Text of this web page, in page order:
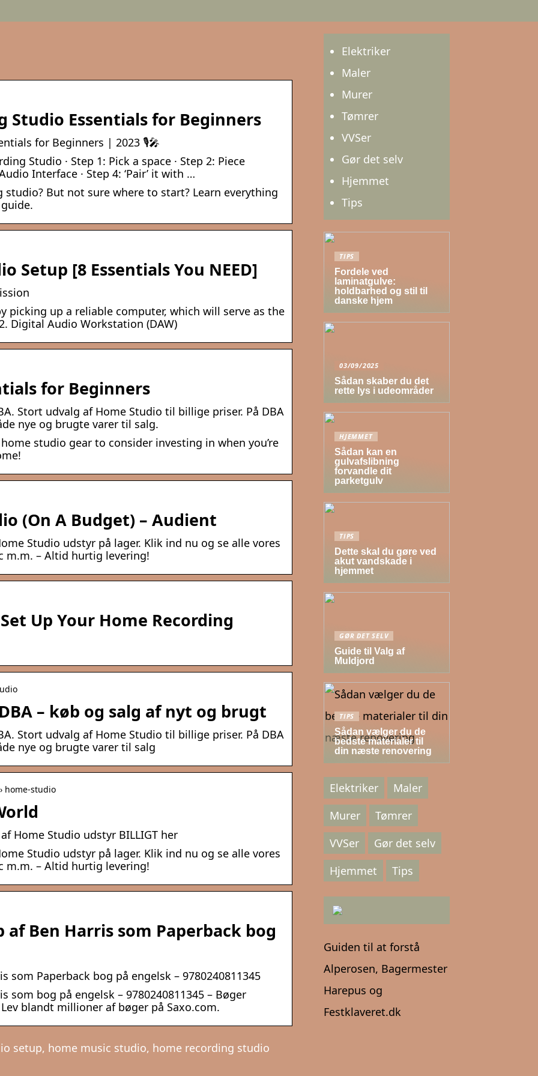
Studio Essentials for Beginners
for Beginners | 2023 🎙️🎤
Studio · Step 1: Pick a space · Step 2: Piece
Interface · Step 4: ‘Pair’ it with …
But not sure where to start? Learn everything
Setup [8 Essentials You NEED]
picking up a reliable computer, which will serve as the
Digital Audio Workstation (DAW)
for Beginners
Stort udvalg af Home Studio til billige priser. På DBA
nye og brugte varer til salg.
studio gear to consider investing in when you’re
(On A Budget) – Audient
Studio udstyr på lager. Klik ind nu og se alle vores
m.m. – Altid hurtig levering!
Up Your Home Recording
– køb og salg af nyt og brugt
Stort udvalg af Home Studio til billige priser. På DBA
nye og brugte varer til salg
home-studio
Home Studio udstyr BILLIGT her
Studio udstyr på lager. Klik ind nu og se alle vores
m.m. – Altid hurtig levering!
af Ben Harris som Paperback bog
som Paperback bog på engelsk – 9780240811345
som bog på engelsk – 9780240811345 – Bøger
blandt millioner af bøger på Saxo.com.
setup, home music studio, home recording studio
Elektriker
Maler
Murer
Tømrer
VVSer
Gør det selv
Hjemmet
Tips
TIPS
Fordele ved
laminatgulve:
holdbarhed og stil til
danske hjem
03/09/2025
Sådan skaber du det
rette lys i udeområder
HJEMMET
Sådan kan en
gulvafslibning
forvandle dit
parketgulv
TIPS
Dette skal du gøre ved
akut vandskade i
hjemmet
GØR DET SELV
Guide til Valg af
Muldjord
TIPS
Sådan vælger du de
bedste materialer til
din næste renovering
Elektriker
Maler
Murer
Tømrer
VVSer
Gør det selv
Hjemmet
Tips
Guiden til at forstå
Alperosen, Bagermester
Harepus og
Festklaveret.dk